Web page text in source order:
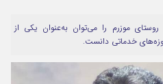
موزرم را می‌توان به‌عنوان یکی از
خدماتی دانست.